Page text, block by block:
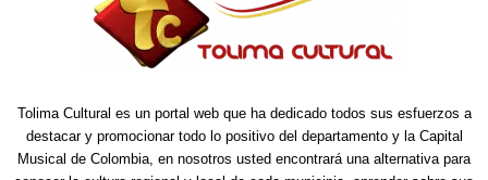
Tolima Cultural es un portal web que ha dedicado todos sus esfuerzos a
destacar y promocionar todo lo positivo del departamento y la Capital
Musical de Colombia, en nosotros usted encontrará una alternativa para